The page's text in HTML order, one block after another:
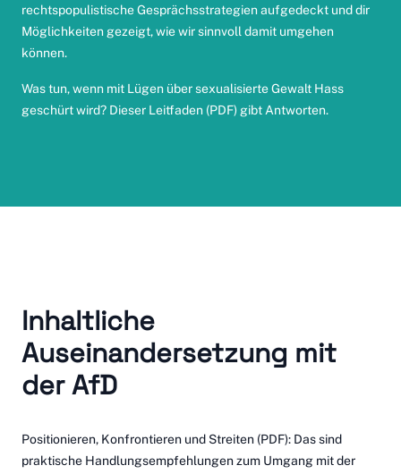
rechtspopulistische Gesprächsstrategien aufgedeckt und dir
Möglichkeiten gezeigt, wie wir sinnvoll damit umgehen
können.
Was tun, wenn mit Lügen über sexualisierte Gewalt Hass
geschürt wird? Dieser Leitfaden (PDF) gibt Antworten.
Inhaltliche
Auseinandersetzung mit
der AfD
Positionieren, Konfrontieren und Streiten (PDF): Das sind
praktische Handlungsempfehlungen zum Umgang mit der